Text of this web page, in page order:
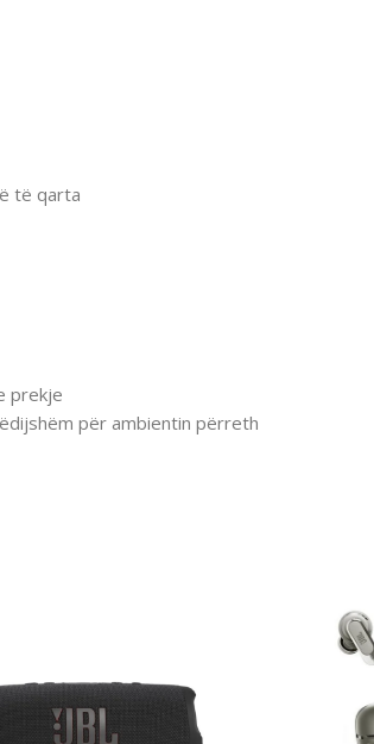
të qarta
prekje
për ambientin përreth